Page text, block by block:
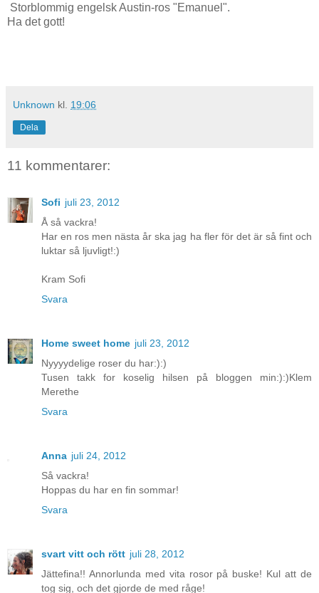
Storblommig engelsk Austin-ros "Emanuel".
Ha det gott!
Unknown kl. 19:06
Dela
11 kommentarer:
Sofi juli 23, 2012
Å så vackra!
Har en ros men nästa år ska jag ha fler för det är så fint och
luktar så ljuvligt!:)
Kram Sofi
Svara
Home sweet home juli 23, 2012
Nyyyydelige roser du har:):)
Tusen takk for koselig hilsen på bloggen min:):)Klem
Merethe
Svara
Anna juli 24, 2012
Så vackra!
Hoppas du har en fin sommar!
Svara
svart vitt och rött juli 28, 2012
Jättefina!! Annorlunda med vita rosor på buske! Kul att de
tog sig, och det gjorde de med råge!